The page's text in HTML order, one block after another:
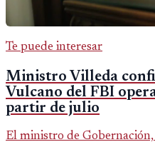
Te puede interesar
Ministro Villeda
Vulcano del FBI
partir de julio
El ministro de